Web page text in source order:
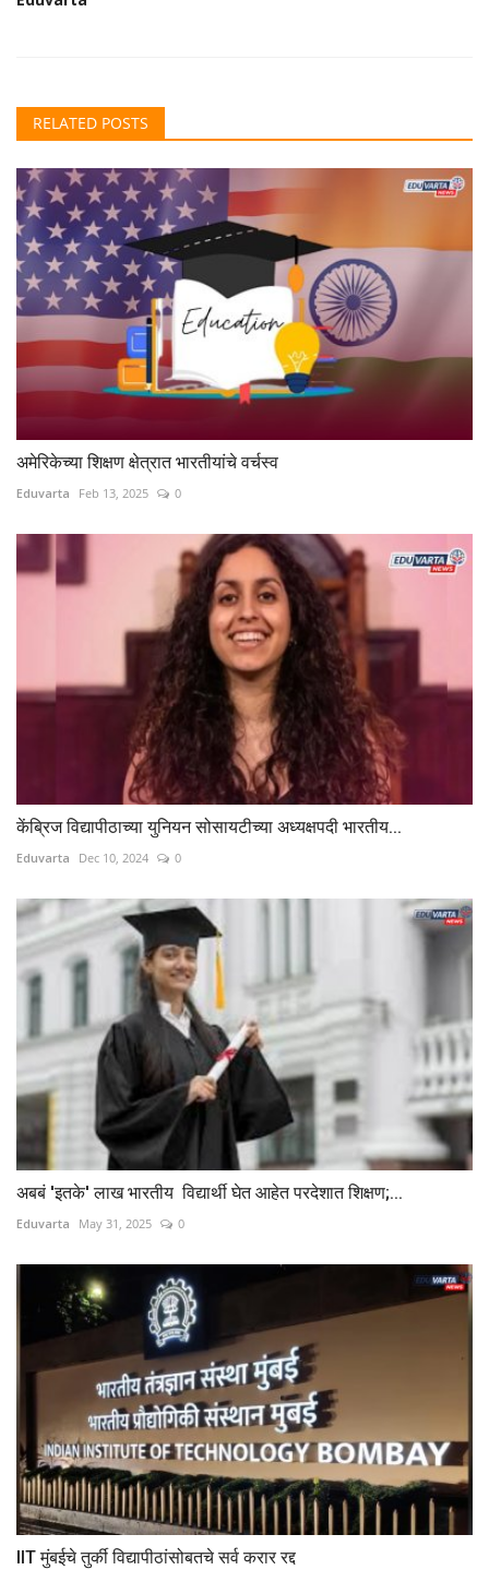
RELATED POSTS
अमेरिकेच्या शिक्षण क्षेत्रात भारतीयांचे वर्चस्व
Eduvarta Feb 13, 2025 0
केंब्रिज विद्यापीठाच्या युनियन सोसायटीच्या अध्यक्षपदी भारतीय...
Eduvarta Dec 10, 2024 0
अबबं 'इतके' लाख भारतीय विद्यार्थी घेत आहेत परदेशात शिक्षण;...
Eduvarta May 31, 2025 0
IIT मुंबईचे तुर्की विद्यापीठांसोबतचे सर्व करार रद्द